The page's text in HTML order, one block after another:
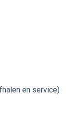
en service)